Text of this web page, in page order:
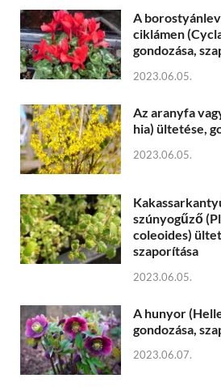
A
ciklámen
gondozása,
2023.06.05.
Az aranyfa
hia) ültetése,
2023.06.05.
szúnyogűző
coleoides)
szaporítása
2023.06.05.
A hunyor
gondozása,
2023.06.07.